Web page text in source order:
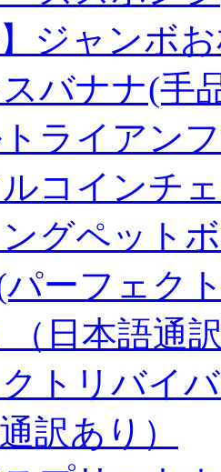
】ジャンボ
バナナ(手
トライアン
ルコインチ
グペット
パーフェク
（日本語通
トリバイ
訳あり）